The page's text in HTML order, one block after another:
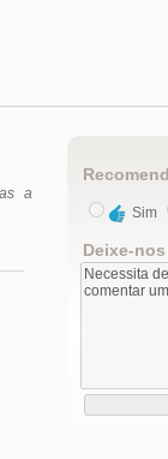
a
Sim
Deixe-